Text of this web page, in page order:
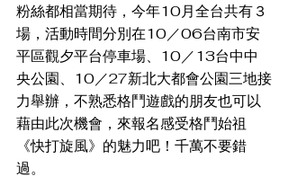
粉絲都相當期待，今年10月全台共有３
場，活動時間分別在10／06台南市安
平區觀夕平台停車場、10／13台中中
央公園、10／27新北大都會公園三地接
力舉辦，不熟悉格鬥遊戲的朋友也可以
藉由此次機會，來報名感受格鬥始祖
《快打旋風》的魅力吧！千萬不要錯
過。